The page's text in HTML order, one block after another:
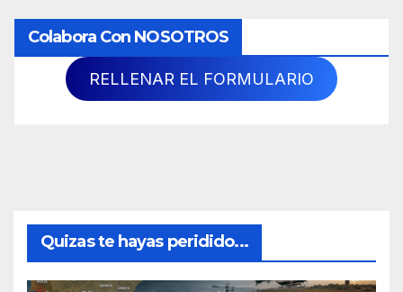
Colabora Con NOSOTROS
RELLENAR EL FORMULARIO
Quizas te hayas peridido...